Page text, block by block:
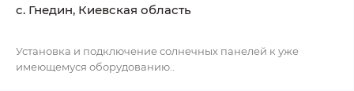
c. Гнедин, Киевская область
Установка и подключение солнечных панелей к уже
имеющемуся оборудованию..